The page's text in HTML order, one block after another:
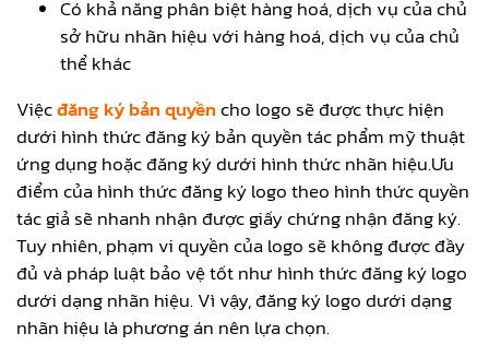
Có khả năng phân biệt hàng hoá, dịch vụ của chủ
sở hữu nhãn hiệu với hàng hoá, dịch vụ của chủ
thể khác
Việcđăng ký bản quyềncho logo sẽ được thực hiện
dưới hình thức đăng ký bản quyền tác phẩm mỹ thuật
ứng dụng hoặc đăng ký dưới hình thức nhãn hiệu.Ưu
điểm của hình thức đăng ký logo theo hình thức quyền
tác giả sẽ nhanh nhận được giấy chứng nhận đăng ký.
Tuy nhiên, phạm vi quyền của logo sẽ không được đầy
đủ và pháp luật bảo vệ tốt như hình thức đăng ký logo
dưới dạng nhãn hiệu. Vì vậy, đăng ký logo dưới dạng
nhãn hiệu là phương án nên lựa chọn.